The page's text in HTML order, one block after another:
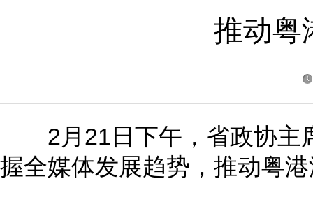
推动粤
2月21日下午，省政协主
握全媒体发展趋势，推动粤